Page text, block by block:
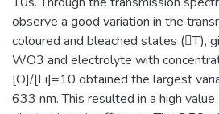
observe a good variation in the
coloured and bleached states (T),
WO3 and electrolyte with
[O]/[Li]=10 obtained the largest
633 nm. This resulted in a high